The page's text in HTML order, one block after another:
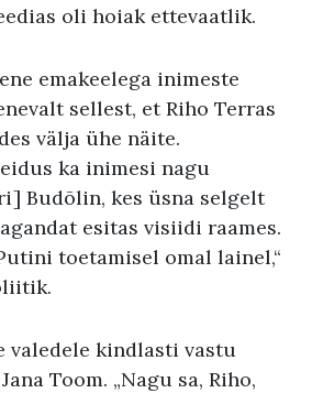
oli hoiak ettevaatlik.
emakeelega inimeste
sellest, et Riho Terras
välja ühe näite.
ka inimesi nagu
Budõlin, kes üsna selgelt
esitas visiidi raames.
toetamisel omal lainel,“
valedele kindlasti vastu
Toom. „Nagu sa, Riho,